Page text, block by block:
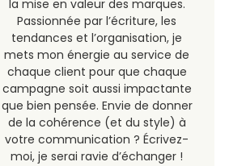
la mise en valeur des marques.
Passionnée par l’écriture, les
tendances et l’organisation, je
mets mon énergie au service de
chaque client pour que chaque
campagne soit aussi impactante
que bien pensée. Envie de donner
de la cohérence (et du style) à
votre communication ? Écrivez-
moi, je serai ravie d’échanger !